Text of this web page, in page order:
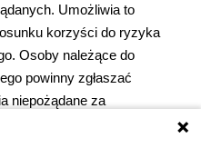
Umożliwia to
korzyści do ryzyka
Osoby należące do
powinny zgłaszać
niepożądane za